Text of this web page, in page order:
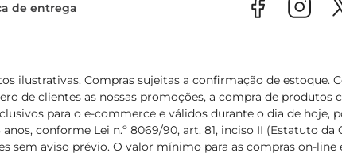
de entrega
ilustrativas. Compras sujeitas a confirmação de estoque.
de clientes as nossas promoções, a compra de produtos
para o e-commerce e válidos durante o dia de hoje,
conforme Lei n.º 8069/90, art. 81, inciso II (Estatuto da
sem aviso prévio. O valor mínimo para as compras on-line